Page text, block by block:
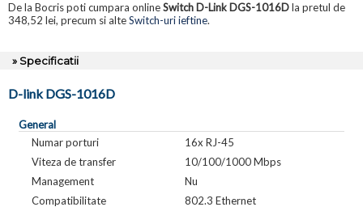
De la Bocris poti cumpara onlineSwitch D-Link DGS-1016Dla pretul de
348,52 lei, precum si alteSwitch-uri ieftine.
» Specificatii
D-link DGS-1016D
General
Numar porturi
16x RJ-45
Viteza de transfer
10/100/1000 Mbps
Management
Nu
Compatibilitate
802.3 Ethernet